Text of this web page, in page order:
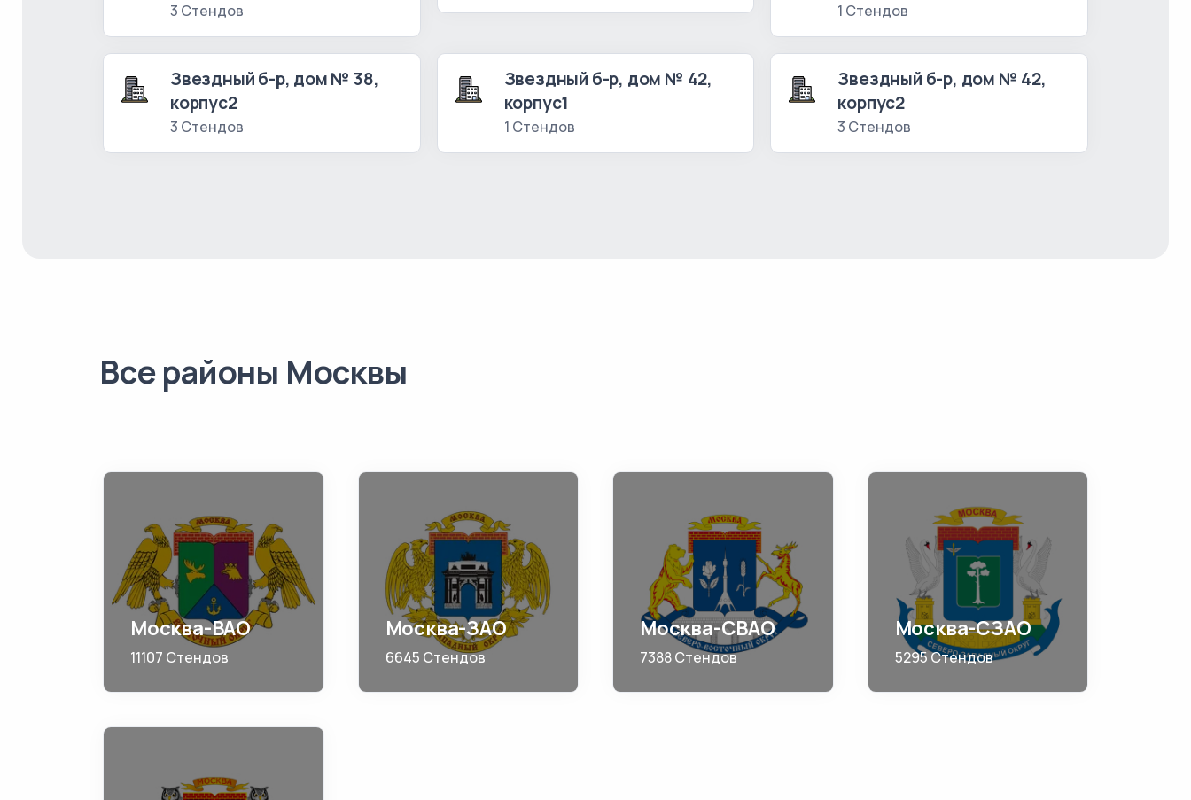
3 Стендов 1 Стендов
Звездный б-р, дом № 38,
корпус2
3 Стендов
Звездный б-р, дом № 42,
корпус1
1 Стендов
Звездный б-р, дом № 42,
корпус2
3 Стендов
Все районы Москвы
Москва-ВАО
11107 Стендов
Москва-ЗАО
6645 Стендов
Москва-СВАО
7388 Стендов
Москва-СЗАО
5295 Стендов